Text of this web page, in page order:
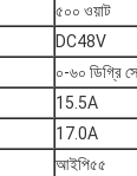
৫০০ ওয়াট
DC48V
০-৬০ ডিগ্রি
15.5A
17.0A
আইপি৫৫